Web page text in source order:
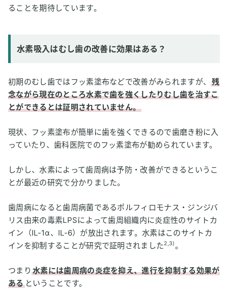
ることを期待しています。
水素吸入はむし歯の改善に効果はある？
初期のむし歯ではフッ素塗布などで改善がみられますが、残
念ながら現在のところ水素で歯を強くしたりむし歯を治すこ
とができるとは証明されていません。
現状、フッ素塗布が簡単に歯を強くできるので歯磨き粉に入
っていたり、歯科医院でのフッ素塗布が勧められています。
しかし、水素によって歯周病は予防・改善ができるというこ
とが最近の研究で分かりました。
歯周病になると歯周病菌であるポルフィロモナス・ジンジバ
リス由来の毒素LPSによって歯周組織内に炎症性のサイトカ
イン（IL-1α、IL-6）が放出されます。水素はこのサイトカ
インを抑制することが研究で証明されました2,3)。
つまり 水素には歯周病の炎症を抑え、進行を抑制する効果が
あるということです。